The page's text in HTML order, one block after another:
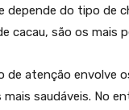
depende do tipo de
cacau, são os mais
de atenção envolve
saudáveis. No